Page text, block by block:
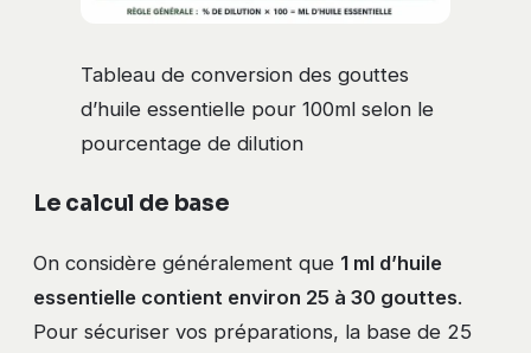
Tableau de conversion des gouttes
d’huile essentielle pour 100ml selon le
pourcentage de dilution
Le calcul de base
On considère généralement que 1 ml d’huile
essentielle contient environ 25 à 30 gouttes.
Pour sécuriser vos préparations, la base de 25